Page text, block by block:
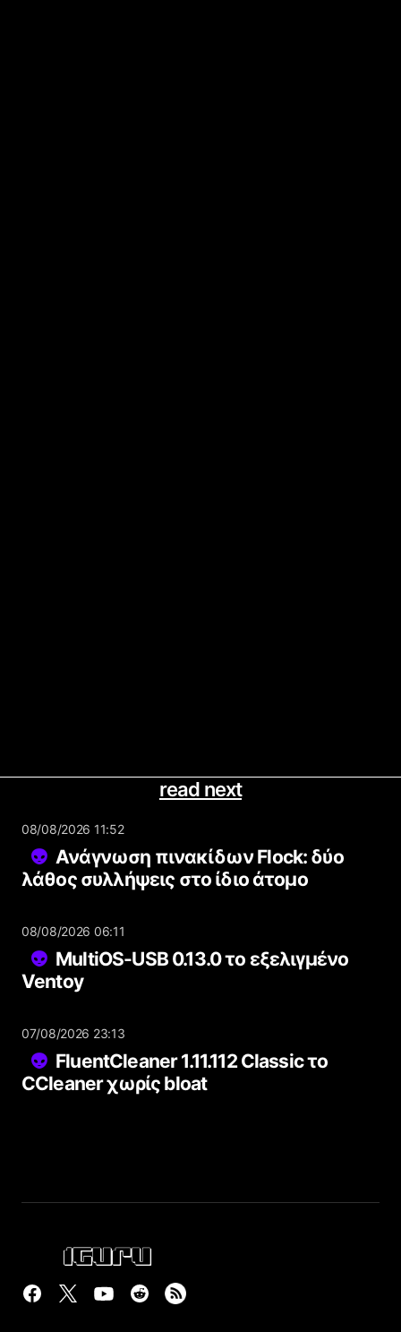
read next
08/08/2026 11:52
Ανάγνωση πινακίδων Flock: δύο
λάθος συλλήψεις στο ίδιο άτομο
08/08/2026 06:11
MultiOS-USB 0.13.0 το εξελιγμένο
Ventoy
07/08/2026 23:13
FluentCleaner 1.11.112 Classic το
CCleaner χωρίς bloat